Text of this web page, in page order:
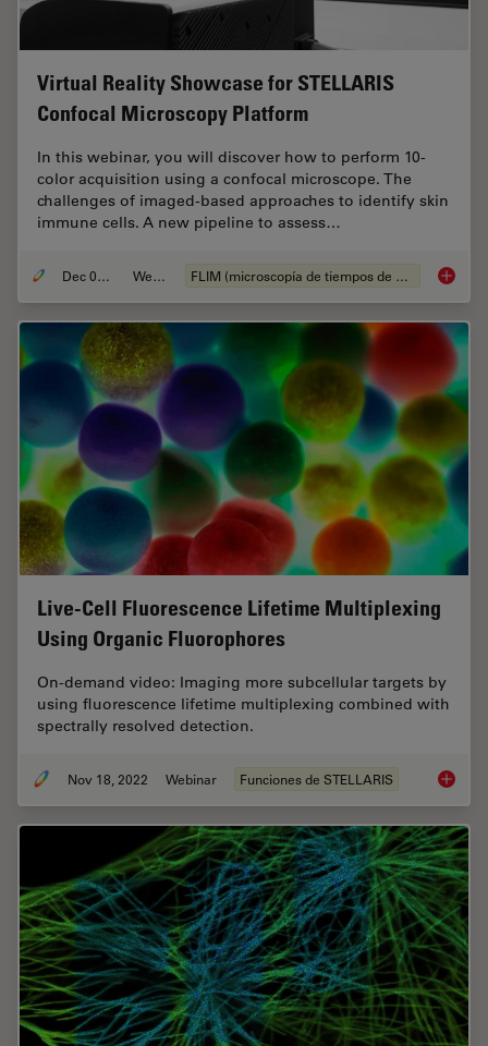
Virtual Reality Showcase for STELLARIS
Confocal Microscopy Platform
In this webinar, you will discover how to perform 10-
color acquisition using a confocal microscope. The
challenges of imaged-based approaches to identify skin
immune cells. A new pipeline to assess…
Dec 05, 2022 Webinar FLIM (microscopía de tiempos de vida de fluorescencia) Virtual
Live-Cell Fluorescence Lifetime Multiplexing
Using Organic Fluorophores
On-demand video: Imaging more subcellular targets by
using fluorescence lifetime multiplexing combined with
spectrally resolved detection.
Nov 18, 2022 Webinar Funciones de STELLARIS Live-